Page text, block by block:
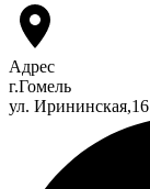
Адрес
г.Гомель
ул. Ирининская,16